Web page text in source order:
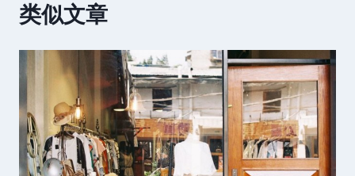
类似文章